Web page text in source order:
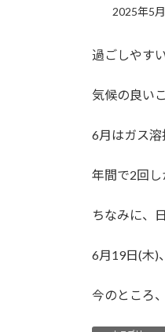
2025年5
過ごしやす
気候の良い
6月はガス溶
年間で2回し
ちなみに、
6月19日(木)
今のところ